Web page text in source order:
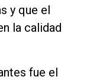
y que el
la calidad
fue el